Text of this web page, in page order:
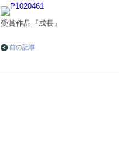
受賞作品『成長』
前の記事